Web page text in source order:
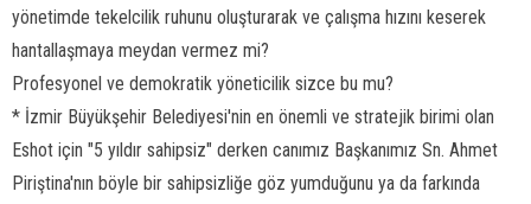
yönetimde tekelcilik ruhunu oluşturarak ve çalışma hızını keserek
hantallaşmaya meydan vermez mi?
Profesyonel ve demokratik yöneticilik sizce bu mu?
* İzmir Büyükşehir Belediyesi'nin en önemli ve stratejik birimi olan
Eshot için "5 yıldır sahipsiz" derken canımız Başkanımız Sn. Ahmet
Piriştina'nın böyle bir sahipsizliğe göz yumduğunu ya da farkında